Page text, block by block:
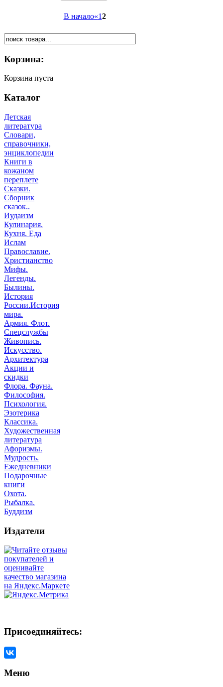
В начало«12
Корзина:
Корзина пуста
Каталог
Детская
литература
Словари,
справочники,
энциклопедии
Книги в
кожаном
переплете
Сказки.
Сборник
сказок..
Иудаизм
Кулинария.
Кухня. Еда
Ислам
Православие.
Христианство
Мифы.
Легенды.
Былины.
История
России.История
мира.
Армия. Флот.
Спецслужбы
Живопись.
Искусство.
Архитектура
Акции и
скидки
Флора. Фауна.
Философия.
Психология.
Эзотерика
Классика.
Художественная
литература
Афоризмы.
Мудрость.
Ежедневники
Подарочные
книги
Охота.
Рыбалка.
Буддизм
Издатели
Присоединяйтесь:
Меню